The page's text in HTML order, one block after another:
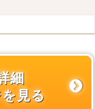
細
見る